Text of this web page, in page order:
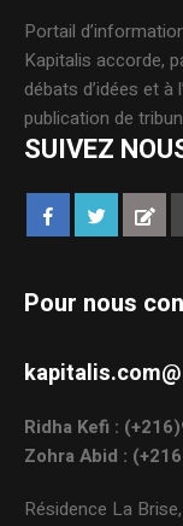
Portail
Kapitalis accorde,
débats d’idées et
publication de
SUIVEZ
Pour nous
Ridha Kefi :
Zohra Abid :
Résidence La